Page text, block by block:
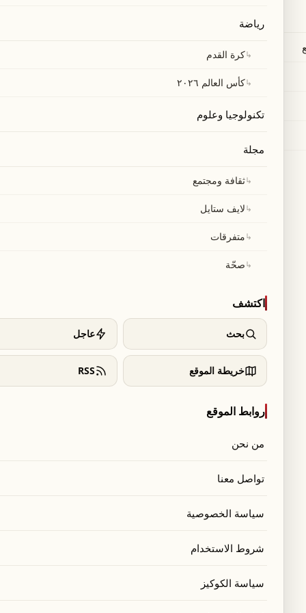
رياضة
↳كرة القدم
↳كأس العالم ٢٠٢٦
تكنولوجيا وعلوم
مجلة
↳ثقافة ومجتمع
↳لايف ستايل
↳متفرقات
↳صحّة
اكتشف
بحث عاجل
خريطة الموقع RSS
روابط الموقع
من نحن
تواصل معنا
سياسة الخصوصية
شروط الاستخدام
سياسة الكوكيز